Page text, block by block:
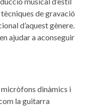
‌de gravació
d’aquest gènere.
ajudar a aconseguir
dinàmics​ i
la guitarra